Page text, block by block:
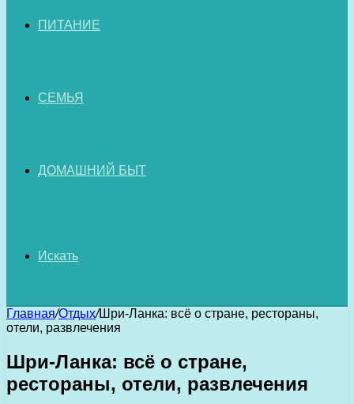
ПИТАНИЕ
СЕМЬЯ
ДОМАШНИЙ БЫТ
Искать
Главная/Отдых/Шри-Ланка: всё о стране, рестораны,
отели, развлечения
Шри-Ланка: всё о стране,
рестораны, отели, развлечения